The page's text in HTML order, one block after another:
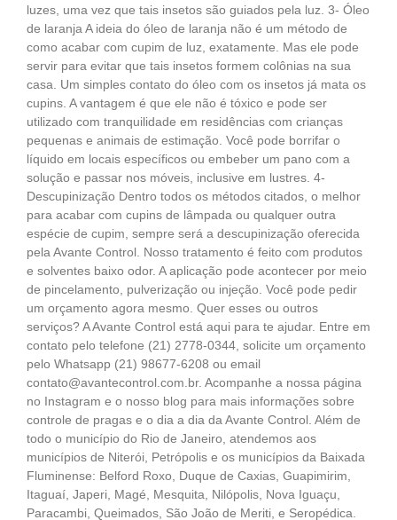
luzes, uma vez que tais insetos são guiados pela luz. 3- Óleo
de laranja A ideia do óleo de laranja não é um método de
como acabar com cupim de luz, exatamente. Mas ele pode
servir para evitar que tais insetos formem colônias na sua
casa. Um simples contato do óleo com os insetos já mata os
cupins. A vantagem é que ele não é tóxico e pode ser
utilizado com tranquilidade em residências com crianças
pequenas e animais de estimação. Você pode borrifar o
líquido em locais específicos ou embeber um pano com a
solução e passar nos móveis, inclusive em lustres. 4-
Descupinização Dentro todos os métodos citados, o melhor
para acabar com cupins de lâmpada ou qualquer outra
espécie de cupim, sempre será a descupinização oferecida
pela Avante Control. Nosso tratamento é feito com produtos
e solventes baixo odor. A aplicação pode acontecer por meio
de pincelamento, pulverização ou injeção. Você pode pedir
um orçamento agora mesmo. Quer esses ou outros
serviços? A Avante Control está aqui para te ajudar. Entre em
contato pelo telefone (21) 2778-0344, solicite um orçamento
pelo Whatsapp (21) 98677-6208 ou email
contato@avantecontrol.com.br. Acompanhe a nossa página
no Instagram e o nosso blog para mais informações sobre
controle de pragas e o dia a dia da Avante Control. Além de
todo o município do Rio de Janeiro, atendemos aos
municípios de Niterói, Petrópolis e os municípios da Baixada
Fluminense: Belford Roxo, Duque de Caxias, Guapimirim,
Itaguaí, Japeri, Magé, Mesquita, Nilópolis, Nova Iguaçu,
Paracambi, Queimados, São João de Meriti, e Seropédica.